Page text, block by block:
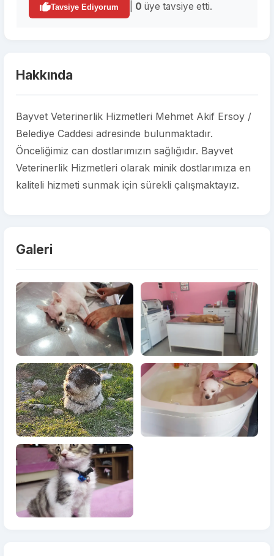
Tavsiye Ediyorum 0 üye tavsiye etti.
Hakkında
Bayvet Veterinerlik Hizmetleri Mehmet Akif Ersoy /
Belediye Caddesi adresinde bulunmaktadır.
Önceliğimiz can dostlarımızın sağlığıdır. Bayvet
Veterinerlik Hizmetleri olarak minik dostlarımıza en
kaliteli hizmeti sunmak için sürekli çalışmaktayız.
Galeri